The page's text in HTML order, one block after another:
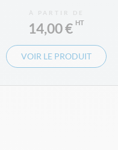
À PARTIR DE
14,00 €
VOIR LE PRODUIT